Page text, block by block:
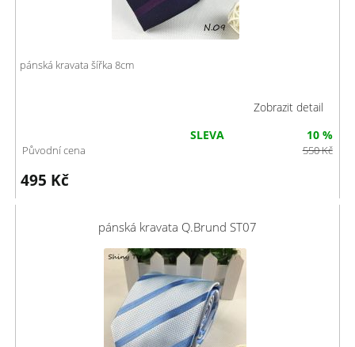
pánská kravata šířka 8cm
Zobrazit detail
495 Kč
SLEVA 10 %
Původní cena 550Kč
pánská kravata Q.Brund ST07